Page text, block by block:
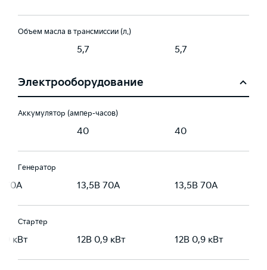
Объем масла в трансмиссии (л.)
5,7 5,7
Электрооборудование
Аккумулятор (ампер-часов)
40 40
Генератор
70А 13,5В 70А 13,5В 70А
Стартер
кВт 12В 0,9 кВт 12В 0,9 кВт